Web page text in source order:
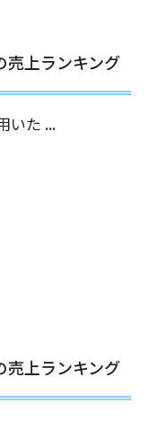
上ランキング
いた ...
上ランキング